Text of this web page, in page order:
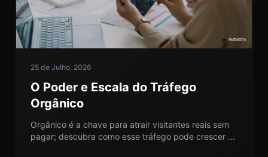
25 de Julho, 2026
O Poder e Escala do Tráfego
Orgânico
Orgânico é a chave para atrair visitantes reais sem
pagar; descubra como esse tráfego pode crescer e